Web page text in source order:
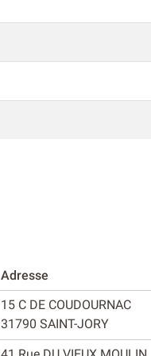
Adresse
15 C DE COUDOURNAC
31790 SAINT-JORY